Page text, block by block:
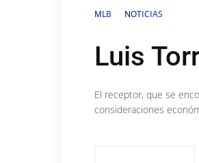
MLB NOTICIAS
Luis
El receptor, que se
consideraciones